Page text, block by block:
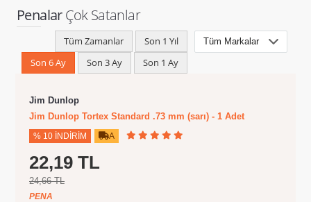
PenalarÇok Satanlar
Tüm Zamanlar
Son 1 Yıl
Son 6 Ay
Son 3 Ay Son 1 Ay
Jim Dunlop
Jim Dunlop Tortex Standard .73 mm (sarı) - 1 Adet
% 10 İNDIRIM A
22,19 TL
24,66 TL
PENA